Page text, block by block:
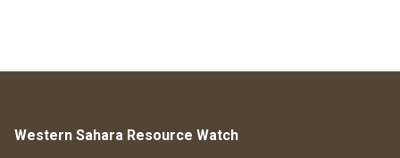
Western Sahara Resource Watch